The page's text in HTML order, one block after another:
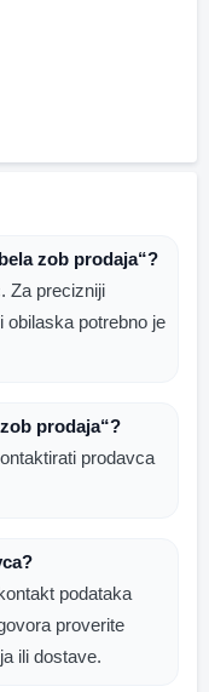
zob prodaja“?
Za precizniji
obilaska potrebno je
prodaja“?
prodavca
podataka
proverite
ili dostave.